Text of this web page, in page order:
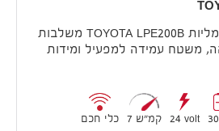
עגלת משטחים חשמליות TOYOTA LPE200B משלבות
משטח עמידה למפעיל ומידות
24 volt 7 קמ״ש כלי חכם